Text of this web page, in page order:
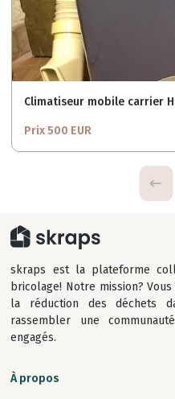
Climatiseur mobile carrier
Prix 500 EUR
skraps est la plateforme
bricolage! Notre mission?
la réduction des déchets
rassembler une
engagés.
À propos